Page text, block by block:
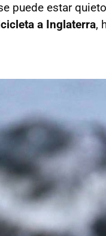
puede estar
a Inglaterra,